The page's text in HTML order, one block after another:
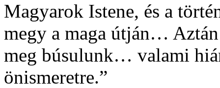
Magyarok Istene, és a
megy a maga útján…
meg búsulunk… valami
önismeretre.”